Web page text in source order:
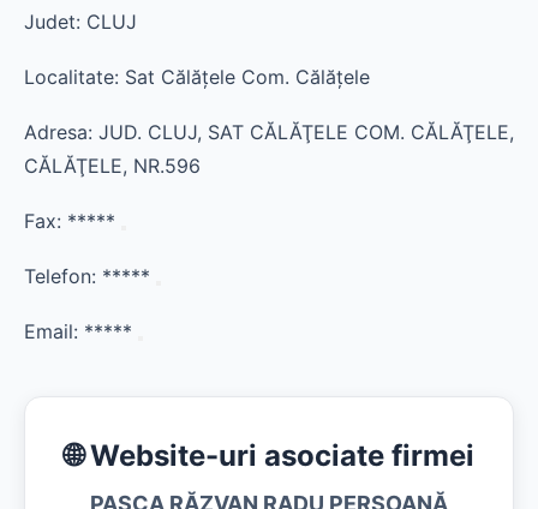
Judet: CLUJ
Localitate: Sat Călăţele Com. Călăţele
Adresa: JUD. CLUJ, SAT CĂLĂŢELE COM. CĂLĂŢELE,
CĂLĂŢELE, NR.596
Fax: *****
Telefon: *****
Email: *****
🌐 Website-uri asociate firmei
PAŞCA RĂZVAN RADU PERSOANĂ